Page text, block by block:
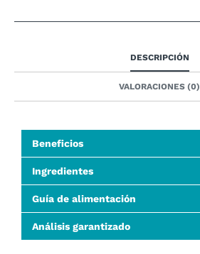
DESCRIPCIÓN
VALORACIONES (0)
Beneficios
Ingredientes
Guía de alimentación
Análisis garantizado